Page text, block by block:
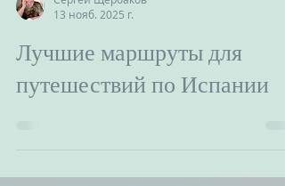
Сергей Щербаков
13 нояб. 2025 г.
Лучшие маршруты для